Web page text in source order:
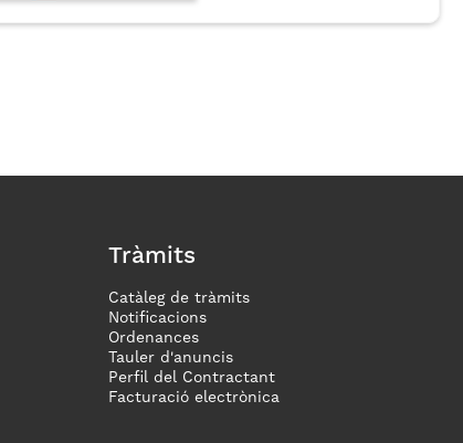
Tràmits
Catàleg de tràmits
Notificacions
Ordenances
Tauler d'anuncis
Perfil del Contractant
Facturació electrònica